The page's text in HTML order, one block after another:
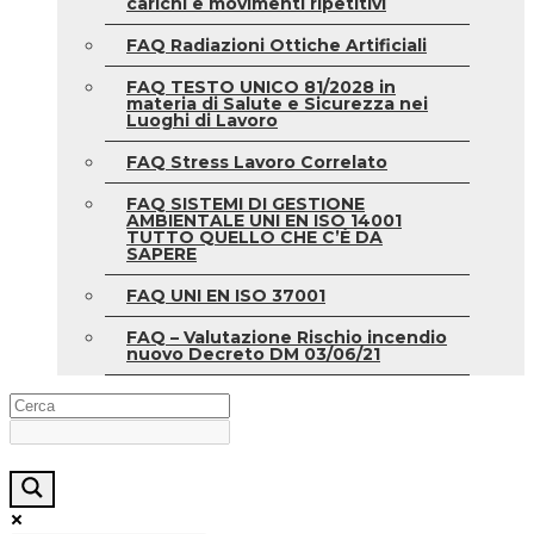
FAQ Radiazioni Ottiche Artificiali
FAQ TESTO UNICO 81/2028 in
materia di Salute e Sicurezza nei
Luoghi di Lavoro
FAQ Stress Lavoro Correlato
FAQ SISTEMI DI GESTIONE
AMBIENTALE UNI EN ISO 14001
TUTTO QUELLO CHE C’È DA
SAPERE
FAQ UNI EN ISO 37001
FAQ – Valutazione Rischio incendio
nuovo Decreto DM 03/06/21